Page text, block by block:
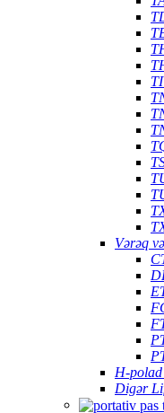
Vərəq
H-polad
Digər